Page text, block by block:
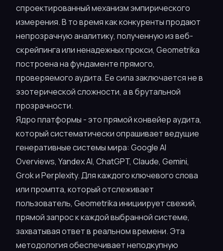
спроектированный механизм эмпирического
измерения. В то время как конкуренты продают
непрозрачную аналитику, полученную из веб-
скрейпинга или ненадежных прокси, Geometrika
построена на фундаменте прямого,
проверяемого аудита. Ее сила заключается не в
эзотерической сложности, а в брутальной
прозрачности.
Ядро платформы - это прямой конвейер аудита,
который систематически опрашивает ведущие
генеративные системы мира: Google AI
Overviews, Yandex AI, ChatGPT, Claude, Gemini,
Grok и Perplexity. Для каждого ключевого слова
или промпта, который отслеживает
пользователь, Geometrika инициирует свежий,
прямой запрос к каждой выбранной системе,
захватывая ответ в реальном времени. Эта
методология обеспечивает неподкупную